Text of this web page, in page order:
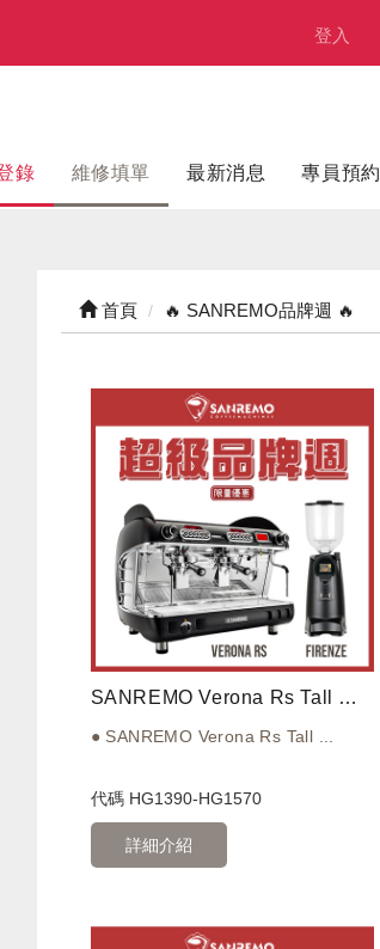
登入
錄 維修填單 最新消息 專員預約
首頁 🔥 SANREMO品牌週 🔥
SANREMO Verona Rs Tall 雙孔營業機 220V + EUREKA 優瑞卡 FIRENZE 佛羅倫斯 75 75mm 磨豆機
● SANREMO Verona Rs Tall ...
代碼 HG1390-HG1570
詳細介紹